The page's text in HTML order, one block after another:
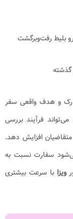
بلیط رفت‌وبرگشت
گذشته
و هدف واقعی سفر
فرآیند بررسی
متقاضیان افزایش دهد.
سفارت نسبت به
ویزابا سرعت بیشتری